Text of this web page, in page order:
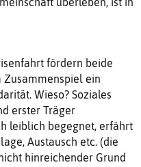
fördern beide
ein
Wieso? Soziales
erster Träger
leiblich begegnet, erfährt
Austausch etc. (die
hinreichender Grund